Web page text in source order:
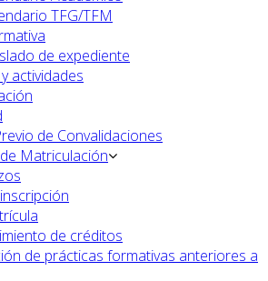
TFG/TFM
de expediente
actividades
de Convalidaciones
Matriculación
de créditos
de prácticas formativas anteriores a